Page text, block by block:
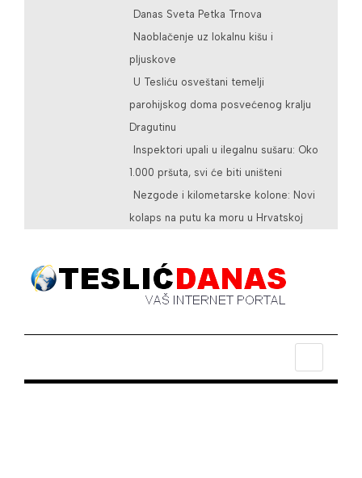
Danas Sveta Petka Trnova
Naoblačenje uz lokalnu kišu i
pljuskove
U Tesliću osveštani temelji
parohijskog doma posvećenog kralju
Dragutinu
Inspektori upali u ilegalnu sušaru: Oko
1.000 pršuta, svi će biti uništeni
Nezgode i kilometarske kolone: Novi
kolaps na putu ka moru u Hrvatskoj